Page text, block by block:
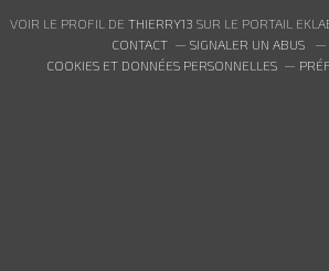
VOIR LE PROFIL DE THIERRY13 SUR LE PORTAIL
CONTACT
SIGNALER UN ABUS
COOKIES ET DONNÉES PERSONNELLES